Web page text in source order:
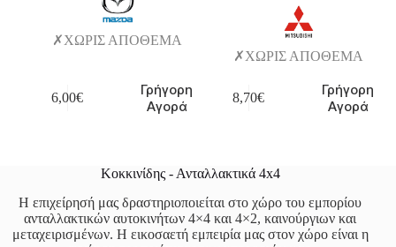
ΧΩΡΙΣ ΑΠΟΘΕΜΑ
6,00€
Γρήγορη
Αγορά
ΧΩΡΙΣ ΑΠΟΘΕΜΑ
8,70€
Γρήγορη
Αγορά
Κοκκινίδης - Ανταλλακτικά 4x4
Η επιχείρησή μας δραστηριοποιείται στο χώρο του εμπορίου
ανταλλακτικών αυτοκινήτων 4×4 και 4×2, καινούργιων και
μεταχειρισμένων. Η εικοσαετή εμπειρία μας στον χώρο είναι η